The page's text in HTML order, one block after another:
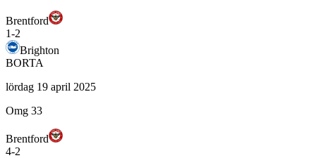
Brentford
1-2
Brighton
BORTA
lördag 19 april 2025
Omg 33
Brentford
4-2